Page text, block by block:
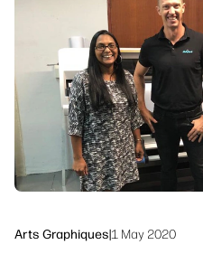
Solutions de flux de travail
Durabilité
Arts Graphiques|1 May 2020